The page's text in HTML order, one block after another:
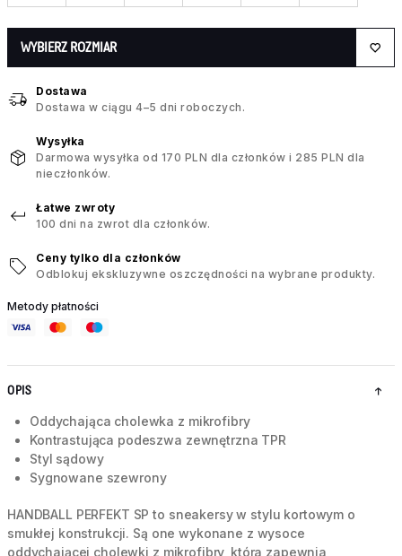
WYBIERZ ROZMIAR
Dostawa
Dostawa w ciągu 4–5 dni roboczych.
Wysyłka
Darmowa wysyłka od 170 PLN dla członków i 285 PLN dla
nieczłonków.
Łatwe zwroty
100 dni na zwrot dla członków.
Ceny tylko dla członków
Odblokuj ekskluzywne oszczędności na wybrane produkty.
Metody płatności
OPIS
Oddychająca cholewka z mikrofibry
Kontrastująca podeszwa zewnętrzna TPR
Styl sądowy
Sygnowane szewrony
HANDBALL PERFEKT SP to sneakersy w stylu kortowym o
smukłej konstrukcji. Są one wykonane z wysoce
oddychającej cholewki z mikrofibry, która zapewnia